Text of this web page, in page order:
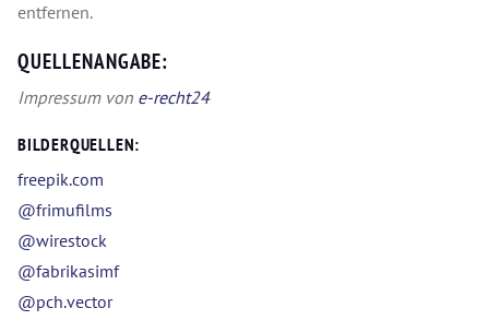
entfernen.
QUELLENANGABE:
Impressum von e-recht24
BILDERQUELLEN:
freepik.com
@frimufilms
@wirestock
@fabrikasimf
@pch.vector